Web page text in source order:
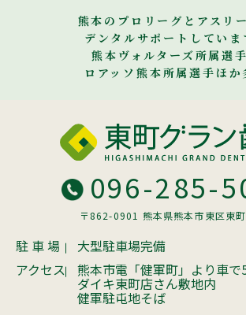
熊本のプロリーグとアスリ
デンタルサポートしていま
熊本ヴォルターズ所属選手
ロアッソ熊本所属選手ほか
096-285-
〒862-0901 熊本県熊本市東区東
駐 車 場
大型駐車場完備
アクセス
熊本市電「健軍町」より車で
ダイキ東町店さん敷地内
健軍駐屯地そば